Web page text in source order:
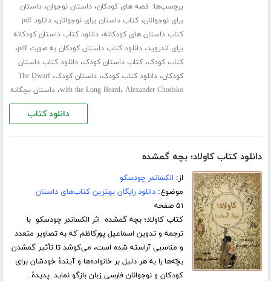
برچسب‌ها: قصه های کودکان،داستان نوجوان،داستان
برای نوجوانان،کتاب داستان برای نوجوانان،
دانلود pdf
کتاب داستان های کودکانه،دانلود کتاب داستان کودکانه
برای اندروید،دانلود کتاب داستان کودکان به صورت pdf ،
کتاب کودک،کتاب داستان کودک،دانلود کتاب داستان
کودکان،دانلود کتاب کودک،داستان کودک،The Dwarf
with the Long Beard، Alexander Chodsko ،داستان بچگانه
دانلود کتاب
دانلود کتاب کاولاد؛ بچه گمشده
از: الکساندر چودسکو
موضوع:دانلود رایگان بهترین کتاب‌های داستان
۵۱ صفحه
کتاب کاولاد؛ بچه گمشده اثر الکساندر چودسکو با
ترجمه و تدوین اسماعیل پورکاظم که به تصاویر متعدد
و مناسبی آراسته شده است، می‌کوشد تا تأثیر گمشدن
بچّه‌ها را به هر دلیل بر خانواده‌ها و آیندۀ خودشان برای
کودکان و نوجوانان فارسی زبان بازگو نماید. پدیدۀ...